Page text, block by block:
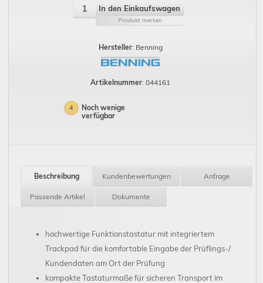
In den Einkaufswagen
Produkt merken
Hersteller: Benning
Artikelnummer: 044161
4
Noch wenige
verfügbar
Beschreibung Kundenbewertungen Anfrage
Passende Artikel Dokumente
hochwertige Funktionstastatur mit integriertem
Trackpad für die komfortable Eingabe der Prüflings-/
Kundendaten am Ort der Prüfung
kompakte Tastaturmaße für sicheren Transport im